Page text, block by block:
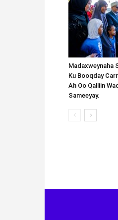
Madaxweynaha
Ku Booqday
Ah Oo Qalliin
Sameeyay.